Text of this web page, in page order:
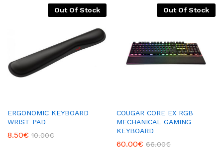
Out Of Stock
ERGONOMIC KEYBOARD
WRIST PAD
8.50€ 10.00€
Out Of Stock
COUGAR CORE EX RGB
MECHANICAL GAMING
KEYBOARD
60.00€ 66.00€